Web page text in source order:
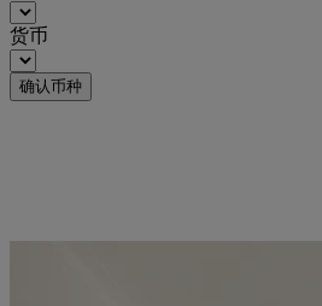
货币
确认币种